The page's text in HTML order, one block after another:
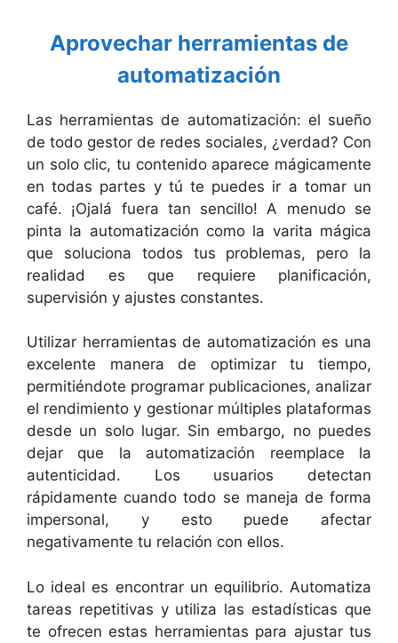
Aprovechar herramientas de
automatización
Las herramientas de automatización: el sueño
de todo gestor de redes sociales, ¿verdad? Con
un solo clic, tu contenido aparece mágicamente
en todas partes y tú te puedes ir a tomar un
café. ¡Ojalá fuera tan sencillo! A menudo se
pinta la automatización como la varita mágica
que soluciona todos tus problemas, pero la
realidad es que requiere planificación,
supervisión y ajustes constantes.
Utilizar herramientas de automatización es una
excelente manera de optimizar tu tiempo,
permitiéndote programar publicaciones, analizar
el rendimiento y gestionar múltiples plataformas
desde un solo lugar. Sin embargo, no puedes
dejar que la automatización reemplace la
autenticidad. Los usuarios detectan
rápidamente cuando todo se maneja de forma
impersonal, y esto puede afectar
negativamente tu relación con ellos.
Lo ideal es encontrar un equilibrio. Automatiza
tareas repetitivas y utiliza las estadísticas que
te ofrecen estas herramientas para ajustar tus